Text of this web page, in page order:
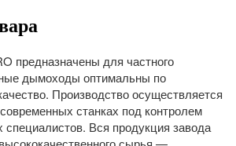
предназначены для частного
дымоходы оптимальны по
Производство осуществляется
станках под контролем
Вся продукция завода